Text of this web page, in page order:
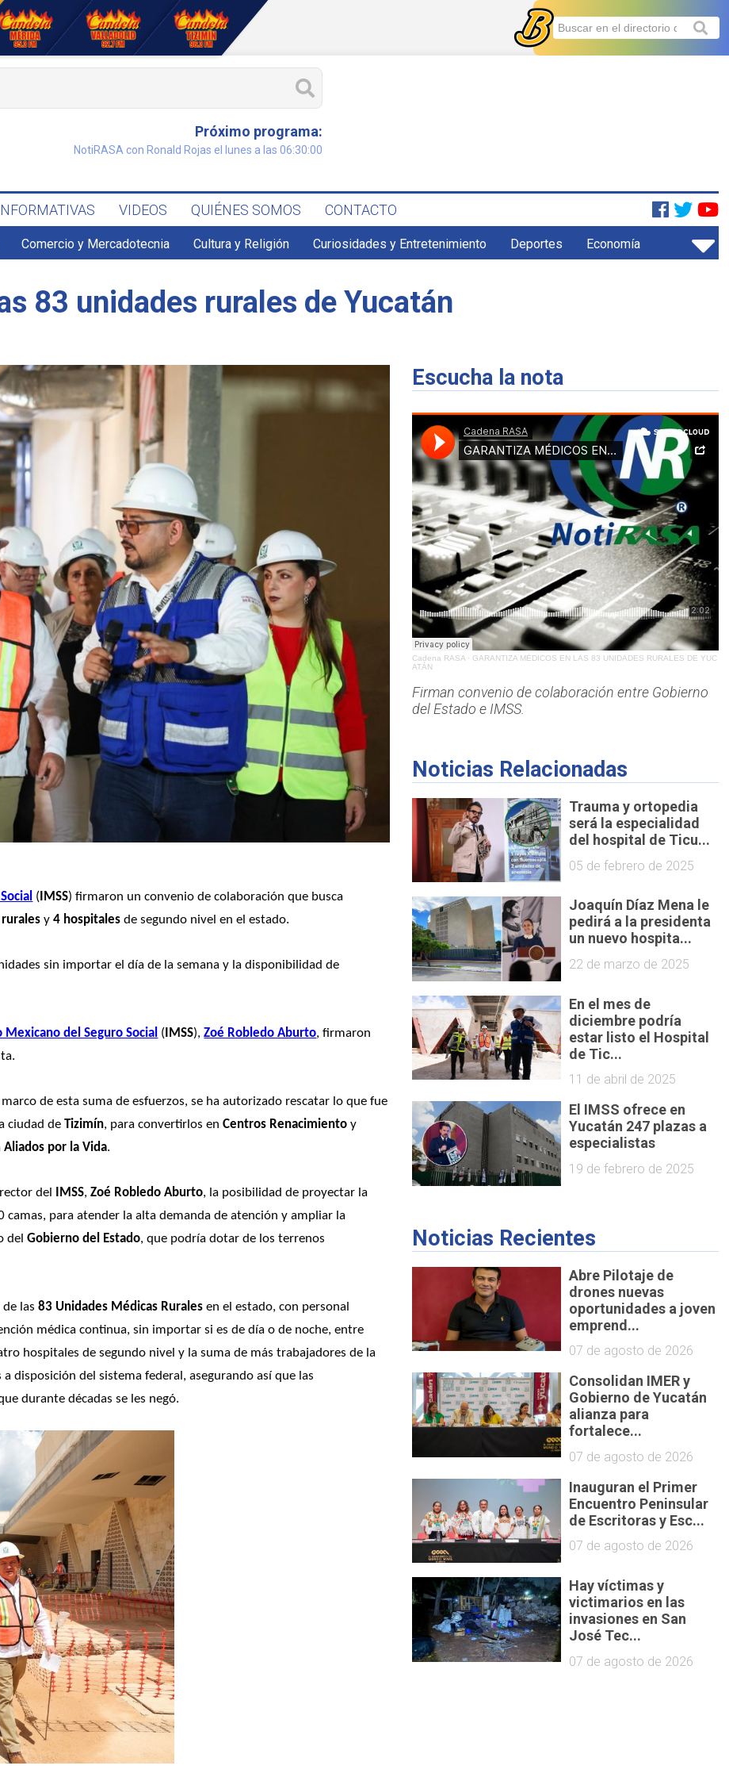
Próximo programa:
NotiRASA con Ronald Rojas el lunes a las 06:30:00
VIDEOS QUIÉNES SOMOS CONTACTO
Comercio y Mercadotecnia Cultura y Religión Curiosidades y Entretenimiento Deportes Economía
83 unidades rurales de Yucatán
( IMSS) firmaron un convenio de colaboración que busca
y 4 hospitales de segundo nivel en el estado.
sin importar el día de la semana y la disponibilidad de
Mexicano del Seguro Social ( IMSS), Zoé Robledo Aburto, firmaron
de esta suma de esfuerzos, se ha autorizado rescatar lo que fue
ciudad de Tizimín, para convertirlos en Centros Renacimiento y
Aliados por la Vida.
del IMSS, Zoé Robledo Aburto, la posibilidad de proyectar la
camas, para atender la alta demanda de atención y ampliar la
del Gobierno del Estado, que podría dotar de los terrenos
las 83 Unidades Médicas Rurales en el estado, con personal
médica continua, sin importar si es de día o de noche, entre
hospitales de segundo nivel y la suma de más trabajadores de la
disposición del sistema federal, asegurando así que las
durante décadas se les negó.
Escucha la nota
Cadena RASA· GARANTIZA MÉDICOS EN LAS 83 UNIDADES RURALES DE YUC
ATÁN
Firman convenio de colaboración entre Gobierno
del Estado e IMSS.
Noticias Relacionadas
Trauma y ortopedia
será la especialidad
del hospital de Ticu...
05 de febrero de 2025
Joaquín Díaz Mena le
pedirá a la presidenta
un nuevo hospita...
22 de marzo de 2025
En el mes de
diciembre podría
estar listo el Hospital
de Tic...
11 de abril de 2025
El IMSS ofrece en
Yucatán 247 plazas a
especialistas
19 de febrero de 2025
Noticias Recientes
Abre Pilotaje de
drones nuevas
oportunidades a joven
emprend...
07 de agosto de 2026
Consolidan IMER y
Gobierno de Yucatán
alianza para
fortalece...
07 de agosto de 2026
Inauguran el Primer
Encuentro Peninsular
de Escritoras y Esc...
07 de agosto de 2026
Hay víctimas y
victimarios en las
invasiones en San
José Tec...
07 de agosto de 2026